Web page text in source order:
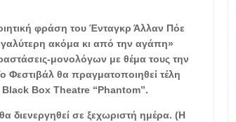
φράση του Ένταγκρ Άλλαν Πόε
ακόμα κι από την αγάπη»
μονολόγων με θέμα τους την
θα πραγματοποιηθεί τέλη
Box Theatre “Phantom”.
διενεργηθεί σε ξεχωριστή ημέρα. (Η